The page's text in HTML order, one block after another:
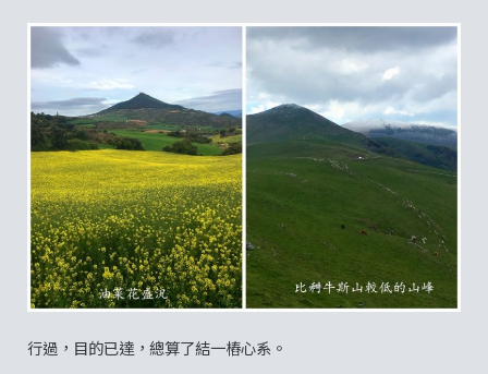
行過，目的已達，總算了結一樁心系。